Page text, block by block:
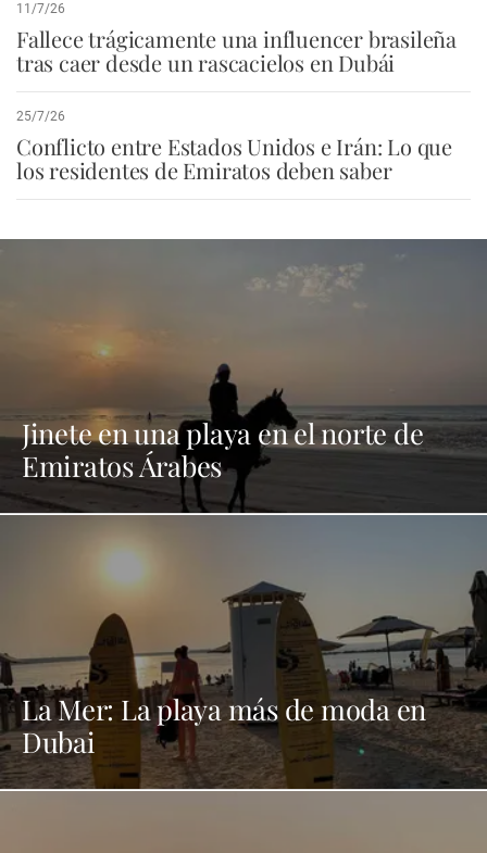
11/7/26
Fallece trágicamente una influencer brasileña
tras caer desde un rascacielos en Dubái
25/7/26
Conflicto entre Estados Unidos e Irán: Lo que
los residentes de Emiratos deben saber
Jinete en una playa en el norte de
Emiratos Árabes
La Mer: La playa más de moda en
Dubai